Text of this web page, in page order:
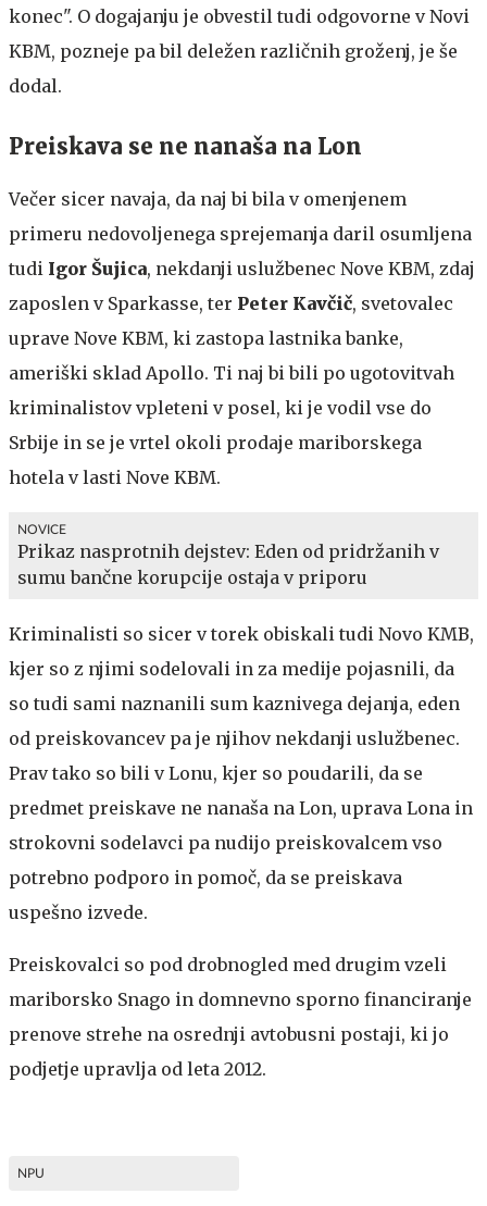
konec". O dogajanju je obvestil tudi odgovorne v Novi
KBM, pozneje pa bil deležen različnih groženj, je še
dodal.
Preiskava se ne nanaša na Lon
Večer sicer navaja, da naj bi bila v omenjenem
primeru nedovoljenega sprejemanja daril osumljena
tudi Igor Šujica, nekdanji uslužbenec Nove KBM, zdaj
zaposlen v Sparkasse, ter Peter Kavčič, svetovalec
uprave Nove KBM, ki zastopa lastnika banke,
ameriški sklad Apollo. Ti naj bi bili po ugotovitvah
kriminalistov vpleteni v posel, ki je vodil vse do
Srbije in se je vrtel okoli prodaje mariborskega
hotela v lasti Nove KBM.
NOVICE
Prikaz nasprotnih dejstev: Eden od pridržanih v
sumu bančne korupcije ostaja v priporu
Kriminalisti so sicer v torek obiskali tudi Novo KMB,
kjer so z njimi sodelovali in za medije pojasnili, da
so tudi sami naznanili sum kaznivega dejanja, eden
od preiskovancev pa je njihov nekdanji uslužbenec.
Prav tako so bili v Lonu, kjer so poudarili, da se
predmet preiskave ne nanaša na Lon, uprava Lona in
strokovni sodelavci pa nudijo preiskovalcem vso
potrebno podporo in pomoč, da se preiskava
uspešno izvede.
Preiskovalci so pod drobnogled med drugim vzeli
mariborsko Snago in domnevno sporno financiranje
prenove strehe na osrednji avtobusni postaji, ki jo
podjetje upravlja od leta 2012.
NPU